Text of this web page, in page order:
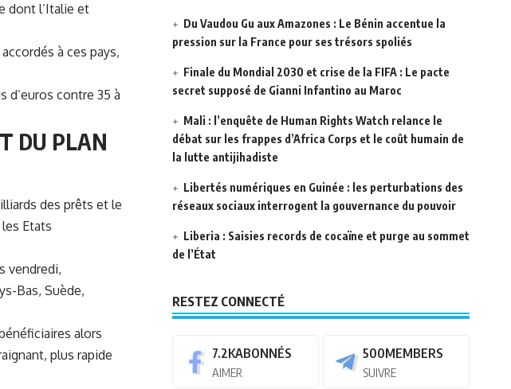
dont l’Italie et
à ces pays,
d’euros contre 35 à
DU PLAN
des prêts et le
Etats
vendredi,
Bas, Suède,
alors
plus rapide
Du Vaudou Gu aux Amazones : Le Bénin accentue la
pression sur la France pour ses trésors spoliés
Finale du Mondial 2030 et crise de la FIFA : Le pacte
secret supposé de Gianni Infantino au Maroc
Mali : l’enquête de Human Rights Watch relance le
débat sur les frappes d’Africa Corps et le coût humain de
la lutte antijihadiste
Libertés numériques en Guinée : les perturbations des
réseaux sociaux interrogent la gouvernance du pouvoir
Liberia : Saisies records de cocaïne et purge au sommet
de l’État
RESTEZ CONNECTÉ
7.2KABONNÉS
AIMER
500MEMBERS
SUIVRE